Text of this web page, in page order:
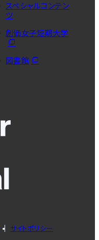
スペシャルコンテン
ツ
創価女子短期大学
図書館
サイトポリシー